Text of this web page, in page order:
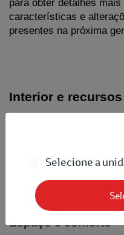
para obter detalhes
características e
presentes na próxima
Interior e recursos
melhorias significativas.
e tecnologia avançada
Espaço e conforto
Selecione a